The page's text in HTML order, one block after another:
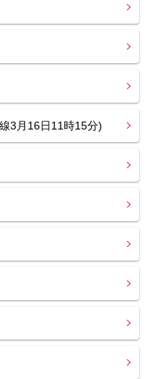
3月16日11時15分)